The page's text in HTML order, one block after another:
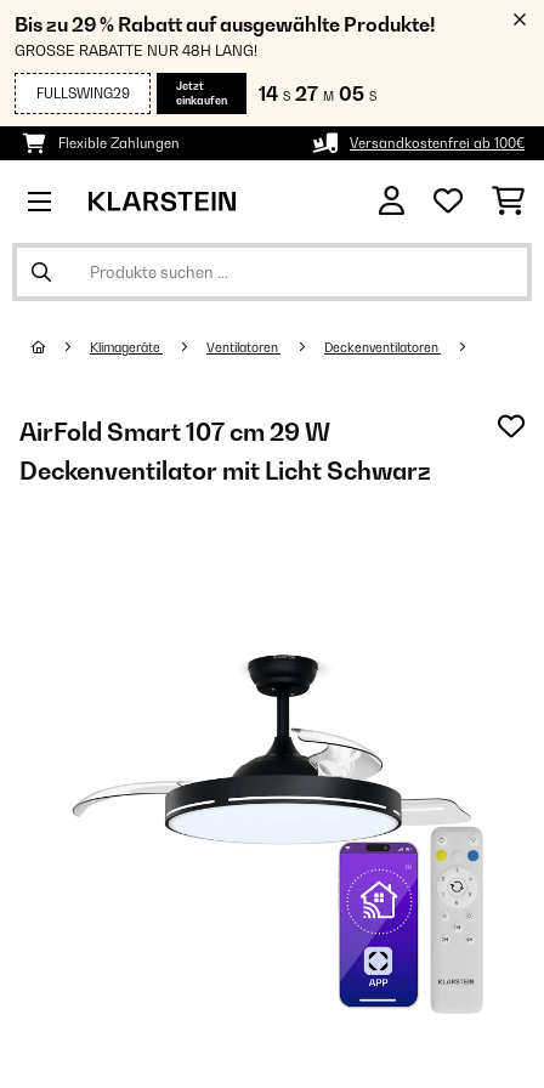
Bis zu 29 % Rabatt auf ausgewählte Produkte!
GROSSE RABATTE NUR 48H LANG!
FULLSWING29
Jetzt
einkaufen
14 S 27 M 05 S
Flexible Zahlungen Versandkostenfrei ab 100€
Klimageräte Ventilatoren Deckenventilatoren
AirFold Smart 107 cm 29 W
Deckenventilator mit Licht Schwarz